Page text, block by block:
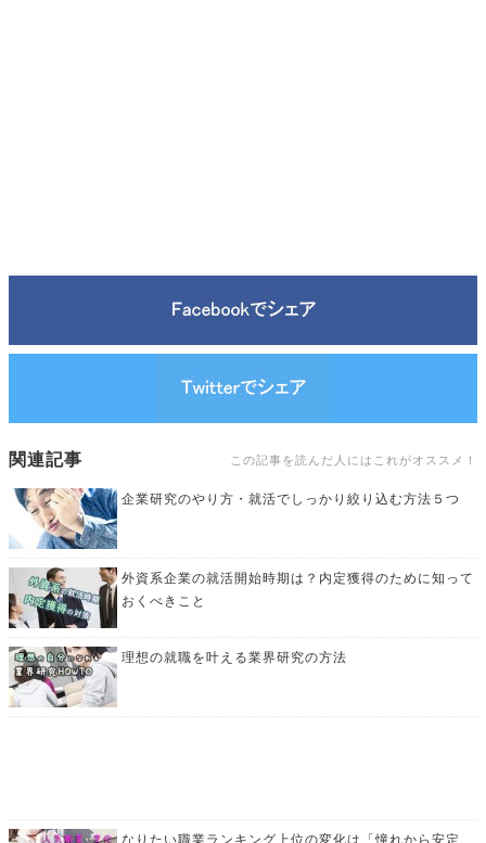
関連記事 この記事を読んだ人にはこれがオススメ！
企業研究のやり方・就活でしっかり絞り込む方法５つ
外資系企業の就活開始時期は？内定獲得のために知って
おくべきこと
理想の就職を叶える業界研究の方法